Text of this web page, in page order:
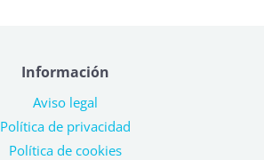
Información
Aviso legal
Política de privacidad
Política de cookies